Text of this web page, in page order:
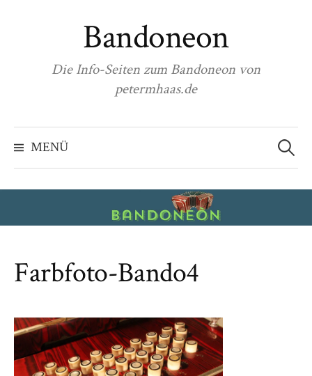
Bandoneon
Die Info-Seiten zum Bandoneon von
petermhaas.de
MENÜ
Suchen
nach:
Farbfoto-Bando4